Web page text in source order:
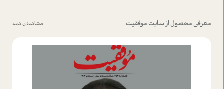
معرفی محصول از سایت موفقیت مشاهده ی همه